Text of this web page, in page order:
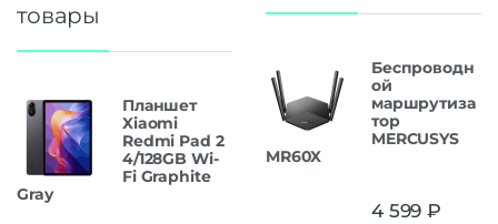
товары
Планшет
Xiaomi
Redmi Pad 2
4/128GB Wi-
Fi Graphite
Gray
Беспроводн
ой
маршрутиза
тор
MERCUSYS
MR60X
4 599 ₽